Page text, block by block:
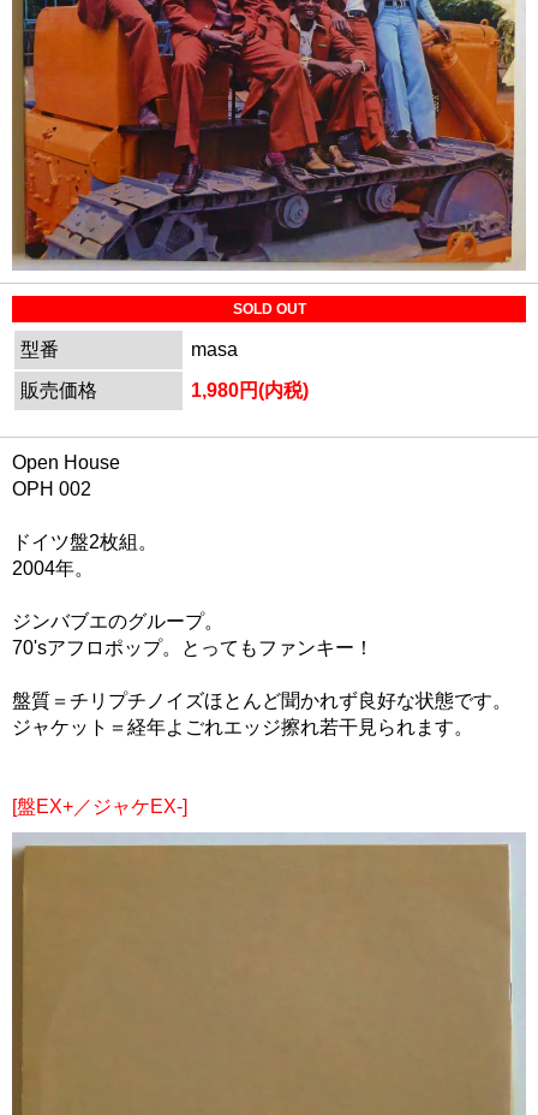
SOLD OUT
型番
masa
販売価格
1,980円(内税)
Open House
OPH 002
ドイツ盤2枚組。
2004年。
ジンバブエのグループ。
70'sアフロポップ。とってもファンキー！
盤質＝チリプチノイズほとんど聞かれず良好な状態です。
ジャケット＝経年よごれエッジ擦れ若干見られます。
[盤EX+／ジャケEX-]